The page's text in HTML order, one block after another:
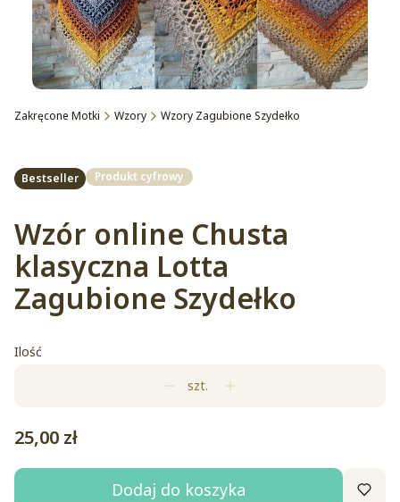
Zakręcone Motki Wzory Wzory Zagubione Szydełko
Etykiety
Bestseller Produkt cyfrowy
Wzór online Chusta
klasyczna Lotta
Zagubione Szydełko
Ilość
szt.
Cena
25,00 zł
Dodaj do koszyka